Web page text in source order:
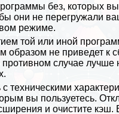
без, которых
они не перегружали
режиме.
той или иной
образом не приведет к
противном случае лучше
техническими
вы пользуетесь.
и очистите